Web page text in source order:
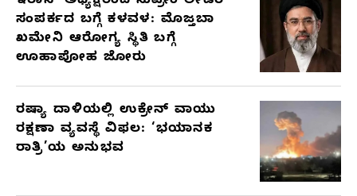
ಸಂಪರ್ಕದ ಬಗ್ಗೆ ಕಳವಳ: ಮೊಜ್ತಬಾ
ಖಮೇನಿ ಆರೋಗ್ಯ ಸ್ಥಿತಿ ಬಗ್ಗೆ
ಊಹಾಪೋಹ ಜೋರು
ರಷ್ಯಾ ದಾಳಿಯಲ್ಲಿ ಉಕ್ರೇನ್ ವಾಯು
ರಕ್ಷಣಾ ವ್ಯವಸ್ಥೆ ವಿಫಲ: ‘ಭಯಾನಕ
ರಾತ್ರಿ’ಯ ಅನುಭವ